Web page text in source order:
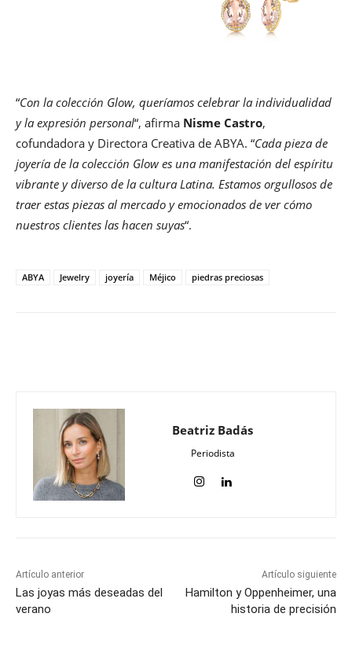
“Con la colección Glow, queríamos celebrar la individualidad
y la expresión personal“, afirma Nisme Castro,
cofundadora y Directora Creativa de ABYA. “Cada pieza de
joyería de la colección Glow es una manifestación del espíritu
vibrante y diverso de la cultura Latina. Estamos orgullosos de
traer estas piezas al mercado y emocionados de ver cómo
nuestros clientes las hacen suyas“.
ABYA Jewelry joyería Méjico piedras preciosas
Beatriz Badás
Periodista
Artículo anterior
Las joyas más deseadas del
verano
Artículo siguiente
Hamilton y Oppenheimer, una
historia de precisión